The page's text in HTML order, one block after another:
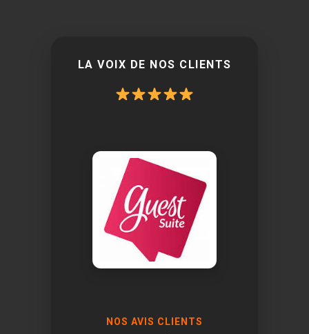
LA VOIX DE NOS CLIENTS
NOS AVIS CLIENTS